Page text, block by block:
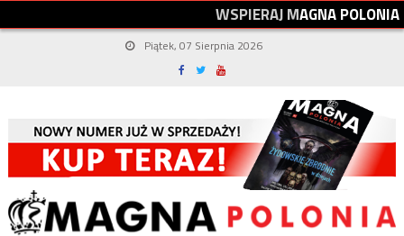
WSPIERAJMAGNAPOLONIA
Piątek, 07 Sierpnia 2026